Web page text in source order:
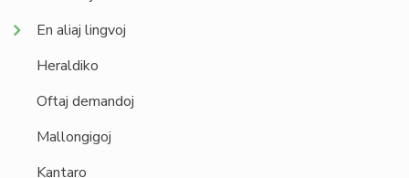
En aliaj lingvoj
Heraldiko
Oftaj demandoj
Mallongigoj
Kantaro